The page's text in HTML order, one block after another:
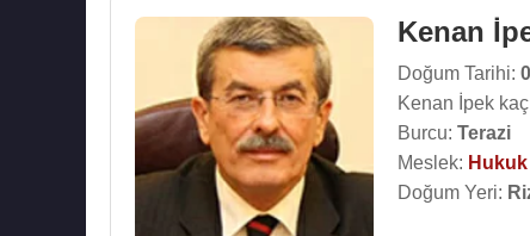
Kenan
Doğum Tarihi:
Kenan İpek kaç
Burcu: Terazi
Meslek: Hukuk
Doğum Yeri: